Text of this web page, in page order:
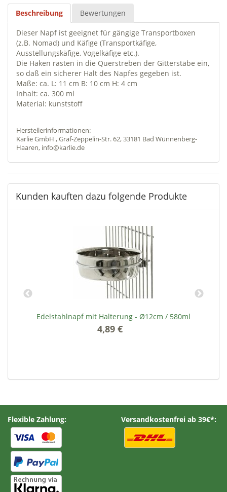
Beschreibung Bewertungen
Dieser Napf ist geeignet für gängige Transportboxen
(z.B. Nomad) und Käfige (Transportkäfige,
Ausstellungskäfige, Vogelkäfige etc.).
Die Haken rasten in die Querstreben der Gitterstäbe ein,
so daß ein sicherer Halt des Napfes gegeben ist.
Maße: ca. L: 11 cm B: 10 cm H: 4 cm
Inhalt: ca. 300 ml
Material: kunststoff
Herstellerinformationen:
Karlie GmbH , Graf-Zeppelin-Str. 62, 33181 Bad Wünnenberg-
Haaren, info@karlie.de
Kunden kauften dazu folgende Produkte
Edelstahlnapf mit Halterung - Ø12cm / 580ml
4,89 €
Flexible Zahlung: Versandkostenfrei ab 39€*: